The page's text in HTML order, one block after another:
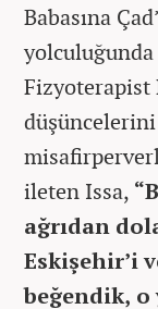
Babasına
Fizyoterapist
ileten Issa,
ağrıdan
Eskişehir’i
beğendik, o